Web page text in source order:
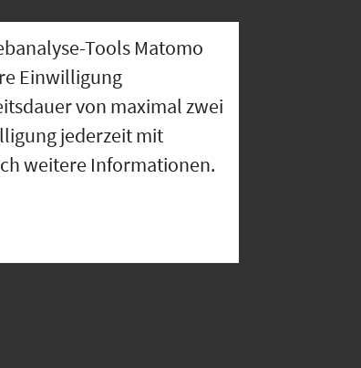
Tools Matomo
Einwilligung
von maximal zwei
jederzeit mit
weitere Informationen.